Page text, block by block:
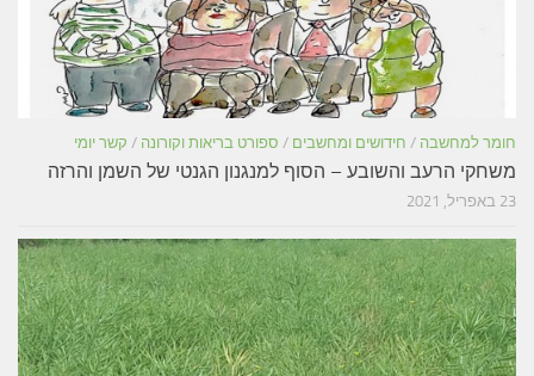
חומר למחשבה / חידושים ומחשבים / ספורט בריאות וקורונה / קשר יומי
משחקי הרעב והשובע – הסוף למנגנון הגנטי של השמן והרזה
23 באפריל, 2021